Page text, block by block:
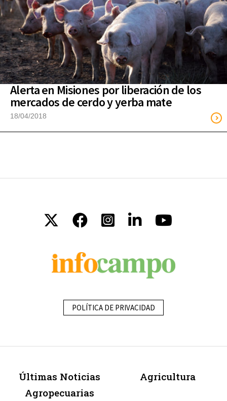
Alerta en Misiones por liberación de los
mercados de cerdo y yerba mate
18/04/2018
POLÍTICA DE PRIVACIDAD
Últimas Noticias
Agropecuarias
Agricultura